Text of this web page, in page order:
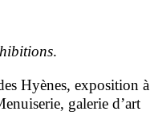
.
Hyènes, exposition à
galerie d’art